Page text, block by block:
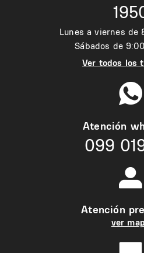
Lunes a viernes de
Sábados de
Ver todos los
Atención
099
Atención
ver